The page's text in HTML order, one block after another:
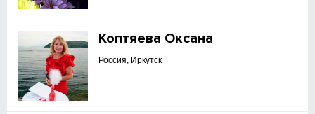
Коптяева Оксана
Россия, Иркутск